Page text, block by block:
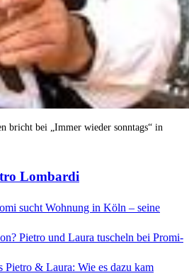
bricht bei „Immer wieder sonntags“ in
Lombardi
sucht Wohnung in Köln – seine
Pietro und Laura tuscheln bei Promi-
Pietro & Laura: Wie es dazu kam